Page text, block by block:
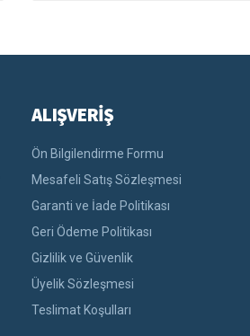
ALIŞVERİŞ
Ön Bilgilendirme Formu
Mesafeli Satış Sözleşmesi
Garanti ve İade Politikası
Geri Ödeme Politikası
Gizlilik ve Güvenlik
Üyelik Sözleşmesi
Teslimat Koşulları